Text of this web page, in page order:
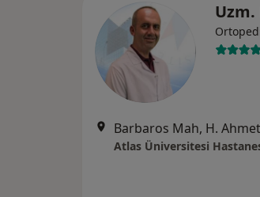
Uzm.
Atlas Üniversitesi